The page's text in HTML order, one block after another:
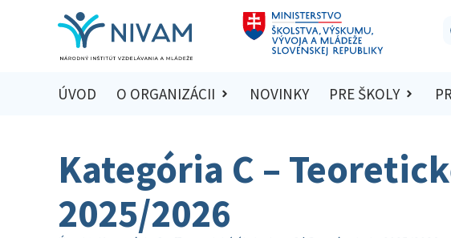
ÚVOD O ORGANIZÁCII NOVINKY PRE ŠKOLY
Kategória C –
2025/2026